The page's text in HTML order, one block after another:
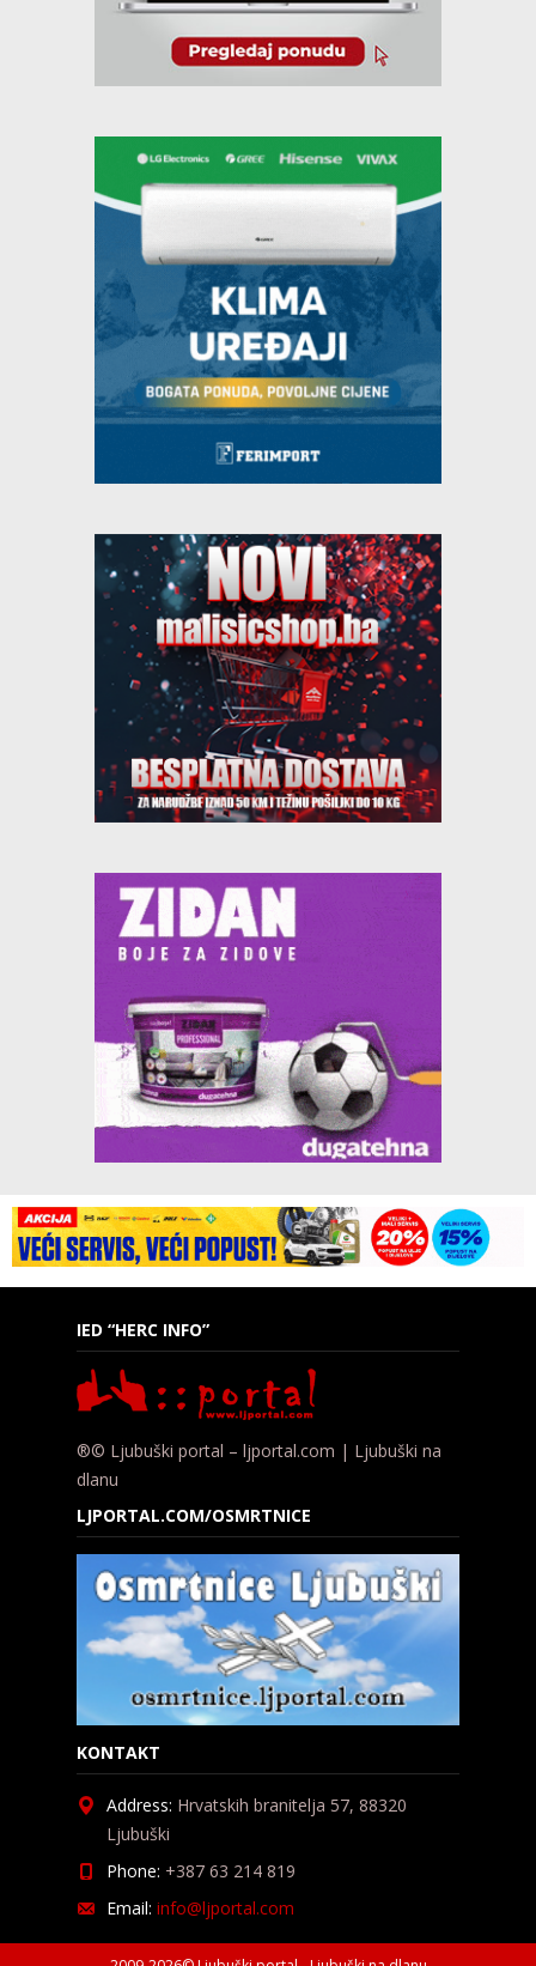
IED “HERC INFO”
®© Ljubuški portal – ljportal.com | Ljubuški na
dlanu
LJPORTAL.COM/OSMRTNICE
KONTAKT
Address: Hrvatskih branitelja 57, 88320
Ljubuški
Phone: +387 63 214 819
Email: info@ljportal.com